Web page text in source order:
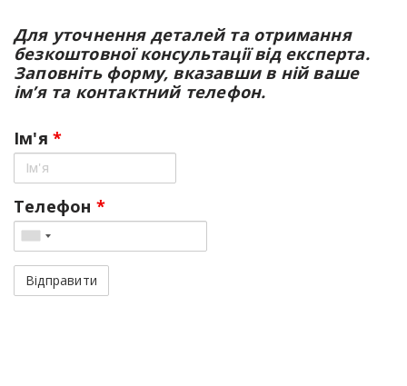
Для уточнення деталей та отримання
безкоштовної консультації від експерта.
Заповніть форму, вказавши в ній ваше
ім’я та контактний телефон.
Ім'я *
Телефон *